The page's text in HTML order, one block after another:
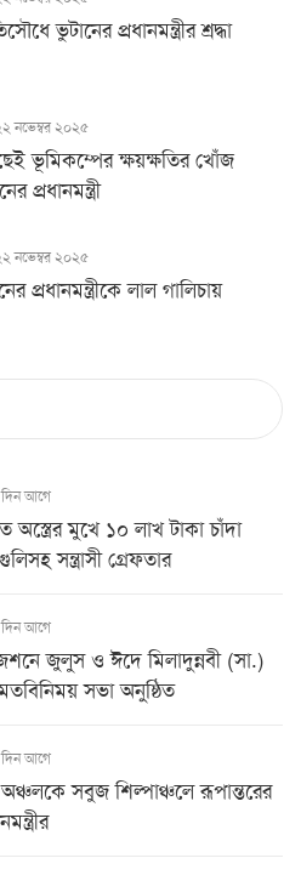
ভুটানের প্রধানমন্ত্রীর শ্রদ্ধা
নভেম্বর ২০২৫
ভূমিকম্পের ক্ষয়ক্ষতির খোঁজ
প্রধানমন্ত্রী
নভেম্বর ২০২৫
প্রধানমন্ত্রীকে লাল গালিচায়
আগে
অস্ত্রের মুখে ১০ লাখ টাকা চাঁদা
সন্ত্রাসী গ্রেফতার
আগে
জুলুস ও ঈদে মিলাদুন্নবী (সা.)
সভা অনুষ্ঠিত
আগে
সবুজ শিল্পাঞ্চলে রূপান্তরের